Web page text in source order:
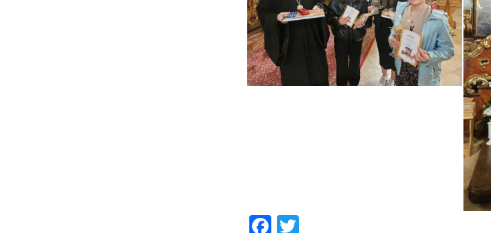
Facebook